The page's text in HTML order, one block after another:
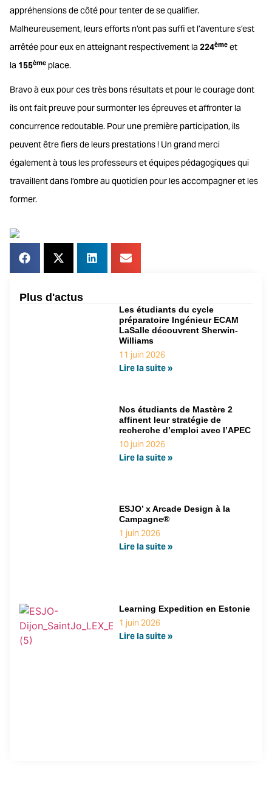
appréhensions de côté pour tenter de se qualifier.
Malheureusement, leurs efforts n’ont pas suffi et l’aventure s’est
arrêtée pour eux en atteignant respectivement la 224ème et
la 155ème place.
Bravo à eux pour ces très bons résultats et pour le courage dont
ils ont fait preuve pour surmonter les épreuves et affronter la
concurrence redoutable. Pour une première participation, ils
peuvent être fiers de leurs prestations ! Un grand merci
également à tous les professeurs et équipes pédagogiques qui
travaillent dans l’ombre au quotidien pour les accompagner et les
former.
Plus d'actus
Les étudiants du cycle
préparatoire Ingénieur ECAM
LaSalle découvrent Sherwin-
Williams
11 juin 2026
Lire la suite »
Nos étudiants de Mastère 2
affinent leur stratégie de
recherche d’emploi avec l’APEC
10 juin 2026
Lire la suite »
ESJO’ x Arcade Design à la
Campagne®
1 juin 2026
Lire la suite »
Learning Expedition en Estonie
1 juin 2026
Lire la suite »